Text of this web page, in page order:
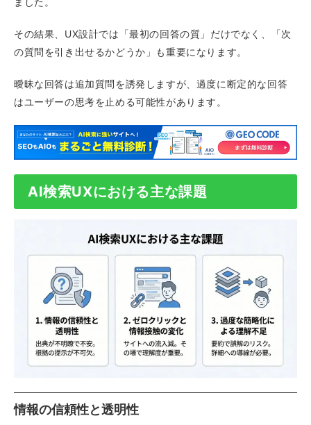
その結果、UX設計では「最初の回答の質」だけでなく、「次
の質問を引き出せるかどうか」も重要になります。
曖昧な回答は追加質問を誘発しますが、過度に断定的な回答
はユーザーの思考を止める可能性があります。
AI検索UXにおける主な課題
情報の信頼性と透明性